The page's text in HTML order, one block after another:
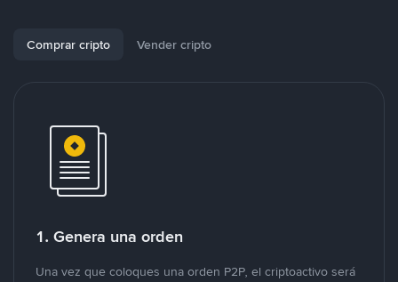
Comprar cripto Vender cripto
1. Genera una orden
Una vez que coloques una orden P2P, el criptoactivo será